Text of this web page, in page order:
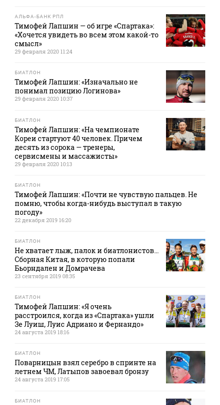
АЛЬФА-БАНК РПЛ
Тимофей Лапшин — об игре «Спартака»:
«Хочется увидеть во всем этом какой-то
смысл»
29 февраля 2020 11:24
БИАТЛОН
Тимофей Лапшин: «Изначально не
понимал позицию Логинова»
29 февраля 2020 10:37
БИАТЛОН
Тимофей Лапшин: «На чемпионате
Кореи стартуют 40 человек. Причем
десять из сорока — тренеры,
сервисмены и массажисты»
29 февраля 2020 10:13
БИАТЛОН
Тимофей Лапшин: «Почти не чувствую пальцев. Не
помню, чтобы когда-нибудь выступал в такую
погоду»
22 декабря 2019 16:20
БИАТЛОН
Не хватает лыж, палок и биатлонистов...
Сборная Китая, в которую попали
Бьорндален и Домрачева
23 сентября 2019 08:35
БИАТЛОН
Тимофей Лапшин: «Я очень
расстроился, когда из «Спартака» ушли
Зе Луиш, Луис Адриано и Фернандо»
24 августа 2019 18:16
БИАТЛОН
Поварницын взял серебро в спринте на
летнем ЧМ, Латыпов завоевал бронзу
24 августа 2019 17:05
БИАТЛОН